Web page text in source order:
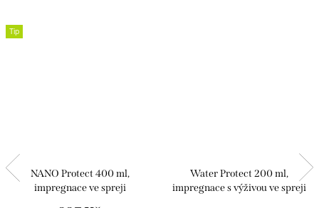
Tip
NANO Protect 400 ml,
impregnace ve spreji
Water Protect 200 ml,
impregnace s výživou ve spreji